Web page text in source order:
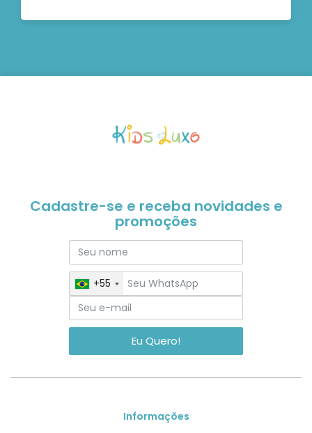
Cadastre-se e receba novidades e
promoções
+55
Eu Quero!
Informações